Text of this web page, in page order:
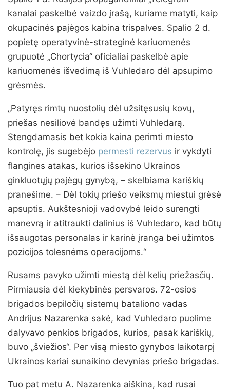
kanalai paskelbė vaizdo įrašą, kuriame matyti, kaip
okupacinės pajėgos kabina trispalves. Spalio 2 d.
popietę operatyvinė-strateginė kariuomenės
grupuotė „Chortycia“ oficialiai paskelbė apie
kariuomenės išvedimą iš Vuhledaro dėl apsupimo
grėsmės.
„Patyręs rimtų nuostolių dėl užsitęsusių kovų,
priešas nesiliovė bandęs užimti Vuhledarą.
Stengdamasis bet kokia kaina perimti miesto
kontrolę, jis sugebėjo permesti rezervus ir vykdyti
flangines atakas, kurios išsekino Ukrainos
ginkluotųjų pajėgų gynybą, – skelbiama kariškių
pranešime. – Dėl tokių priešo veiksmų miestui grėsė
apsuptis. Aukštesnioji vadovybė leido surengti
manevrą ir atitraukti dalinius iš Vuhledaro, kad būtų
išsaugotas personalas ir karinė įranga bei užimtos
pozicijos tolesnėms operacijoms.“
Rusams pavyko užimti miestą dėl kelių priežasčių.
Pirmiausia dėl kiekybinės persvaros. 72-osios
brigados bepiločių sistemų bataliono vadas
Andrijus Nazarenka sakė, kad Vuhledaro puolime
dalyvavo penkios brigados, kurios, pasak kariškių,
buvo „šviežios“. Per visą miesto gynybos laikotarpį
Ukrainos kariai sunaikino devynias priešo brigadas.
Tuo pat metu A. Nazarenka aiškina, kad rusai